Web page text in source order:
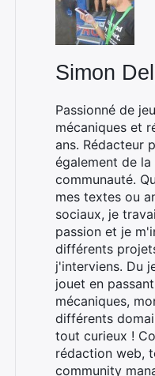
Simon
Passionné de
mécaniques et
ans. Rédacteur
également de
communauté.
mes textes ou
sociaux, je
passion et je
différents
j'interviens. Du
jouet en
mécaniques,
différents
tout curieux !
rédaction web,
community
: